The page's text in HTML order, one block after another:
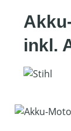
inkl.
Bildergalerie